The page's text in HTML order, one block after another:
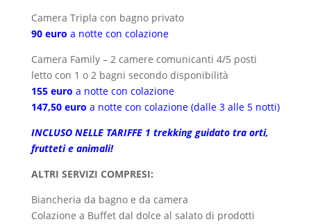
Camera Tripla con bagno privato
90 euro a notte con colazione
Camera Family – 2 camere comunicanti 4/5 posti
letto con 1 o 2 bagni secondo disponibilità
155 euro a notte con colazione
147,50 euro a notte con colazione (dalle 3 alle 5 notti)
INCLUSO NELLE TARIFFE 1 trekking guidato tra orti,
frutteti e animali!
ALTRI SERVIZI COMPRESI:
Biancheria da bagno e da camera
Colazione a Buffet dal dolce al salato di prodotti